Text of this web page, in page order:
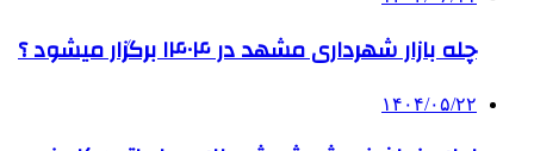
چله بازار شهرداری مشهد در ۱۴۰۴ برگزار میشود ؟
۱۴۰۴/۰۵/۲۲